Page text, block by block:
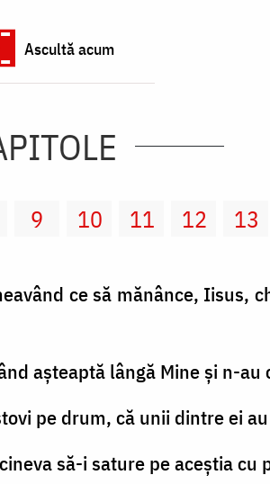
Ascultă acum
9 10 11 12 13
ce să mănânce, Iisus,
aşteaptă lângă Mine şi n-au
pe drum, că unii dintre ei
să-i sature pe aceştia cu